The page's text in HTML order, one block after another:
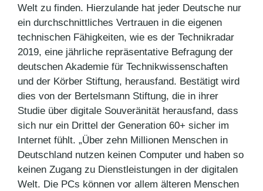
Welt zu finden. Hierzulande hat jeder Deutsche nur
ein durchschnittliches Vertrauen in die eigenen
technischen Fähigkeiten, wie es der Technikradar
2019, eine jährliche repräsentative Befragung der
deutschen Akademie für Technikwissenschaften
und der Körber Stiftung, herausfand. Bestätigt wird
dies von der Bertelsmann Stiftung, die in ihrer
Studie über digitale Souveränität herausfand, dass
sich nur ein Drittel der Generation 60+ sicher im
Internet fühlt. „Über zehn Millionen Menschen in
Deutschland nutzen keinen Computer und haben so
keinen Zugang zu Dienstleistungen in der digitalen
Welt. Die PCs können vor allem älteren Menschen